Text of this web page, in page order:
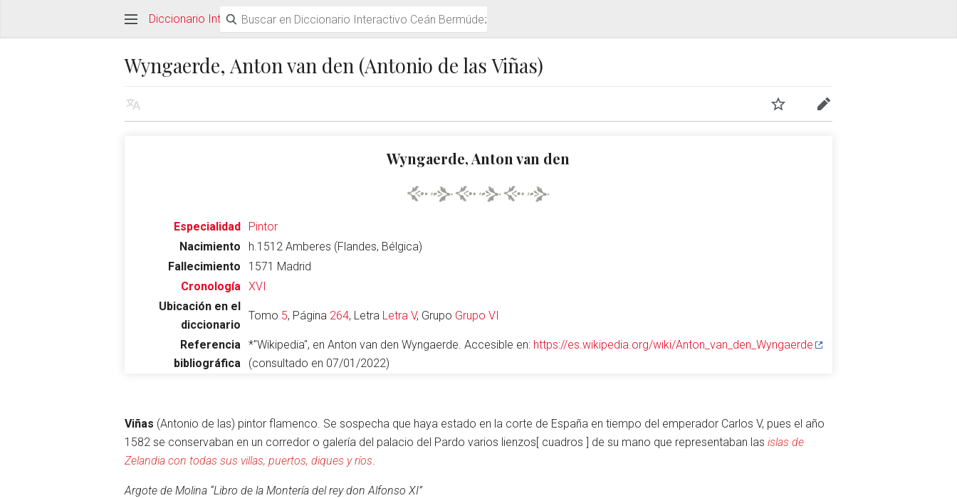
Diccionario Interactivo Ceán Bermúdez
Wyngaerde, Anton van den (Antonio de las Viñas)
Leer
Wyngaerde, Anton van den
Especialidad
Pintor
Nacimiento
h.1512 Amberes (Flandes, Bélgica)
Fallecimiento
1571 Madrid
Cronología XVI
Ubicación en el
diccionario
Tomo 5, Página 264, Letra Letra V, Grupo Grupo VI
Referencia
bibliográfica
*"Wikipedia", en Anton van den Wyngaerde. Accesible en: https://es.wikipedia.org/wiki/Anton_van_den_Wyngaerde
(consultado en 07/01/2022)
Viñas (Antonio de las) pintor flamenco. Se sospecha que haya estado en la corte de España en tiempo del emperador Carlos V, pues el año
1582 se conservaban en un corredor o galería del palacio del Pardo varios lienzos[ cuadros ] de su mano que representaban lasislas de
Zelandia con todas sus villas, puertos, diques y ríos.
Argote de Molina “Libro de la Montería del rey don Alfonso XI”